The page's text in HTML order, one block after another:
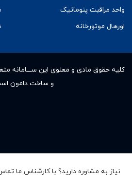
واحد مراقبت پنوماتیک
اورهال موتورخانه
کلیه حقوق مادى و معنوى این ســـامانه
و ساخت دامون
نیاز به مشاوره دارید؟ با کارشناس ما